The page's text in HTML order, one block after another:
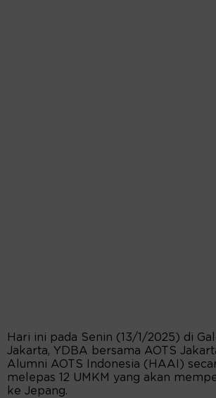
Hari ini pada Senin (13/1/2025) di
Jakarta, YDBA bersama AOTS
Alumni AOTS Indonesia (HAAI)
melepas 12 UMKM yang akan
ke Jepang.